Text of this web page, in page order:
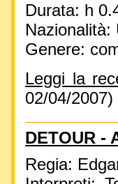
Durata: h
Nazionalità:
Genere:
Leggi la
02/04/2007)
DETOUR -
Regia: